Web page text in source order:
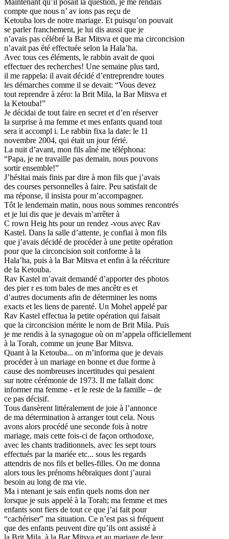
compte que nous n’ av ions pas reçu de
Ketouba lors de notre mariage. Et puisqu’on pouvait
se parler franchement, je lui dis aussi que je
n’avais pas célébré la Bar Mitsva et que ma circoncision
n’avait pas été effectuée selon la Hala’ha.
Avec tous ces éléments, le rabbin avait de quoi
effectuer des recherches! Une semaine plus tard,
il me rappela: il avait décidé d’entreprendre toutes
les démarches comme il se devait: “Vous devez
tout reprendre à zéro: la Brit Mila, la Bar Mitsva et
la Ketouba!”
Je décidai de tout faire en secret et d’en réserver
la surprise à ma femme et mes enfants quand tout
sera it accompl i. Le rabbin fixa la date: le 11
novembre 2004, qui était un jour férié.
La nuit d’avant, mon fils aîné me téléphona:
“Papa, je ne travaille pas demain, nous pouvons
sortir ensemble!”
J’hésitai mais finis par dire à mon fils que j’avais
des courses personnelles à faire. Peu satisfait de
ma réponse, il insista pour m’accompagner.
Tôt le lendemain matin, nous nous sommes rencontrés
et je lui dis que je devais m’arrêter à
C rown Heig hts pour un rendez -vous avec Rav
Kastel. Dans la salle d’attente, je confiai à mon fils
que j’avais décidé de procéder à une petite opération
pour que la circoncision soit conforme à la
Hala’ha, puis à la Bar Mitsva et enfin à la réécriture
de la Ketouba.
Rav Kastel m’avait demandé d’apporter des photos
des pier r es tom bales de mes ancêtr es et
d’autres documents afin de déterminer les noms
exacts et les liens de parenté. Un Mohel appelé par
Rav Kastel effectua la petite opération qui faisait
que la circoncision mérite le nom de Brit Mila. Puis
je me rendis à la synagogue où on m’appela officiellement
à la Torah, comme un jeune Bar Mitsva.
Quant à la Ketouba... on m’informa que je devais
procéder à un mariage en bonne et due forme à
cause des nombreuses incertitudes qui pesaient
sur notre cérémonie de 1973. Il me fallait donc
informer ma femme - et le reste de la famille – de
ce pas décisif.
Tous dansèrent littéralement de joie à l’annonce
de ma détermination à arranger tout cela. Nous
avons alors procédé une seconde fois à notre
mariage, mais cette fois-ci de façon orthodoxe,
avec les chants traditionnels, avec les sept tours
effectués par la mariée etc... sous les regards
attendris de nos fils et belles-filles. On me donna
alors tous les prénoms hébraïques dont j’aurai
besoin au long de ma vie.
Ma i ntenant je sais enfin quels noms don ner
lorsque je suis appelé à la Torah; ma femme et mes
enfants sont fiers de tout ce que j’ai fait pour
“cachériser” ma situation. Ce n’est pas si fréquent
que des enfants peuvent dire qu’ils ont assisté à
la Brit Mila, à la Bar Mitsva et au mariage de leur